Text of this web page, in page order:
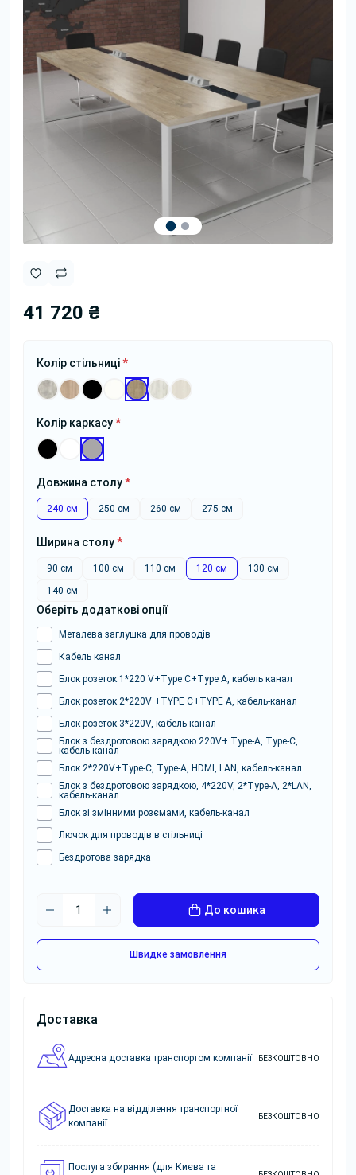
41 720 ₴
Колір стільниці*
Колір каркасу*
Довжина столу*
240 см 250 см 260 см 275 см
Ширина столу*
90 см 100 см 110 см 120 см
130 см
140 см
Оберіть додаткові опції
Металева заглушка для проводів
Кабель канал
Блок розеток 1*220 V+Type C+Type A, кабель канал
Блок розеток 2*220V +TYPE C+TYPE A, кабель-канал
Блок розеток 3*220V, кабель-канал
Блок з бездротовою зарядкою 220V+ Type-A, Type-C,
кабель-канал
Блок 2*220V+Type-C, Type-A, HDMI, LAN, кабель-канал
Блок з бездротовою зарядкою, 4*220V, 2*Type-A, 2*LAN,
кабель-канал
Блок зі змінними розємами, кабель-канал
Лючок для проводів в стільниці
Бездротова зарядка
До кошика
Швидке замовлення
Доставка
Адресна доставка транспортом компанії БЕЗКОШТОВНО
Доставка на відділення транспортної
компанії
БЕЗКОШТОВНО
Послуга збирання (для Києва та